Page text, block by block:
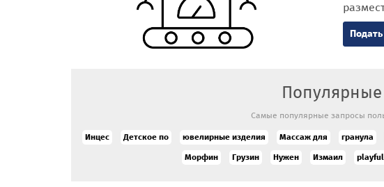
Самые популярные запросы
Инцес Детское по ювелирные изделия Массаж для гранула
Морфин Грузин Нужен Измаил playful